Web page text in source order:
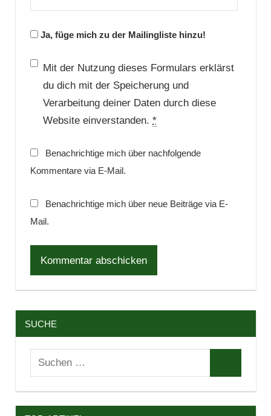
Ja, füge mich zu der Mailingliste hinzu!
Mit der Nutzung dieses Formulars erklärst
du dich mit der Speicherung und
Verarbeitung deiner Daten durch diese
Website einverstanden. *
Benachrichtige mich über nachfolgende
Kommentare via E-Mail.
Benachrichtige mich über neue Beiträge via E-
Mail.
SUCHE
Suchen